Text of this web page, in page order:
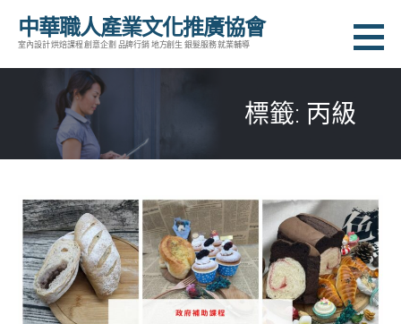
中華職人產業文化推廣協會
室內設計 烘焙課程 創意企劃 品牌行銷 地方創生 銀髮服務 就業輔導
標籤: 丙級